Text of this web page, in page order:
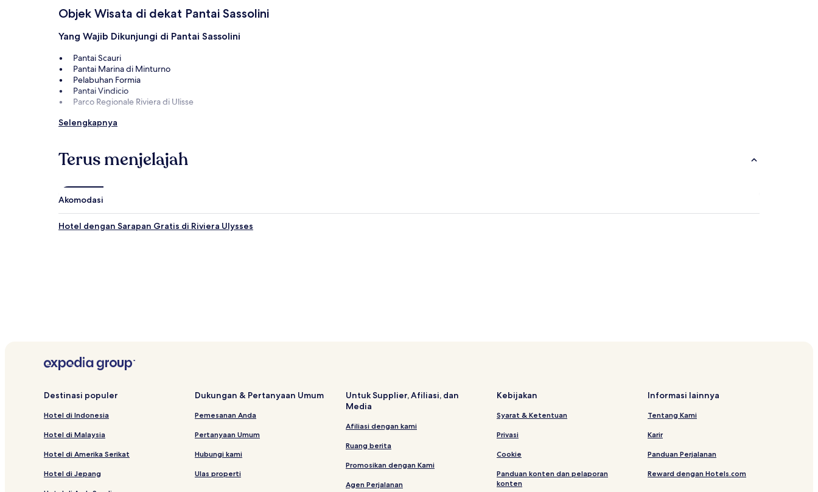
Objek Wisata di dekat Pantai Sassolini
Yang Wajib Dikunjungi di Pantai Sassolini
Pantai Scauri
Pantai Marina di Minturno
Pelabuhan Formia
Pantai Vindicio
Parco Regionale Riviera di Ulisse
Aktivitas di Pantai Sassolini
Pusat Selancar Angin Maremoto
Gelateria Il Molo
Kolam Renang Termal Arcobaleno
Selengkapnya
Terus menjelajah
Akomodasi
Hotel dengan Sarapan Gratis di Riviera Ulysses
Destinasi populer
Hotel di Indonesia
Hotel di Malaysia
Hotel di Amerika Serikat
Hotel di Jepang
Dukungan & Pertanyaan Umum
Pemesanan Anda
Pertanyaan Umum
Hubungi kami
Ulas properti
Untuk Supplier, Afiliasi, dan
Media
Afiliasi dengan kami
Ruang berita
Promosikan dengan Kami
Agen Perjalanan
Kebijakan
Syarat & Ketentuan
Privasi
Cookie
Panduan konten dan pelaporan
konten
Informasi lainnya
Tentang Kami
Karir
Panduan Perjalanan
Reward dengan Hotels.com